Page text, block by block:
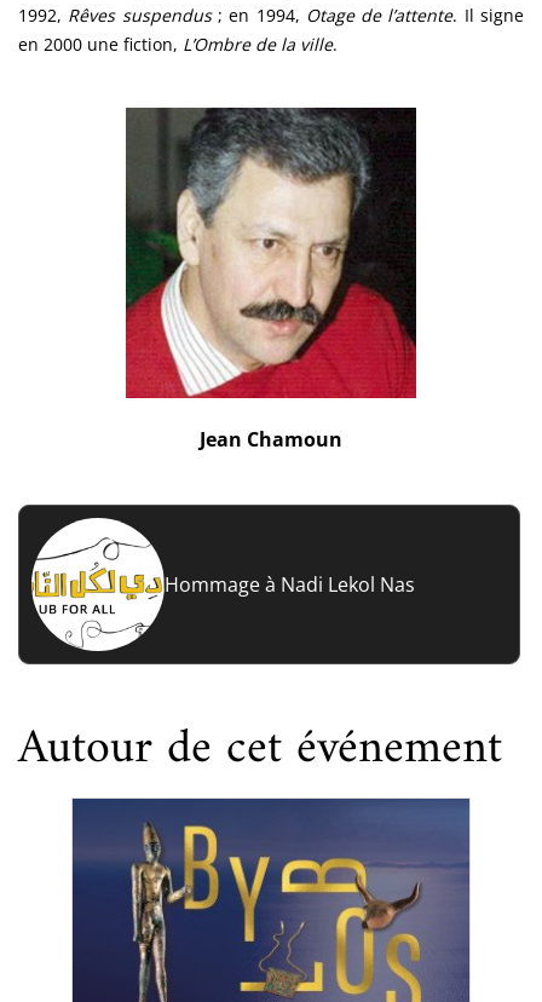
1992, Rêves suspendus; en 1994, Otage de l’attente. Il signe
en 2000 une fiction, L’Ombre de la ville.
Jean Chamoun
Hommage à Nadi Lekol Nas
Autour de cet événement